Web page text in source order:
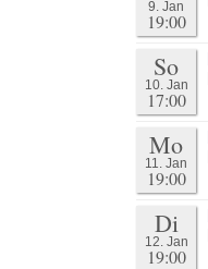
9. Jan
19:00
So
10. Jan
17:00
Mo
11. Jan
19:00
Di
12. Jan
19:00